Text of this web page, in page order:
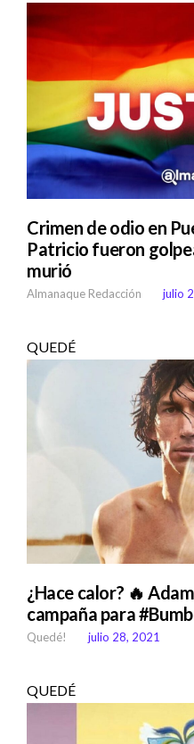
Crimen de odio en
Patricio fueron
murió
Almanaque Redacción julio
QUEDÉ
¿Hace calor? 🔥
campaña para
Quedé! julio 28, 2021
QUEDÉ